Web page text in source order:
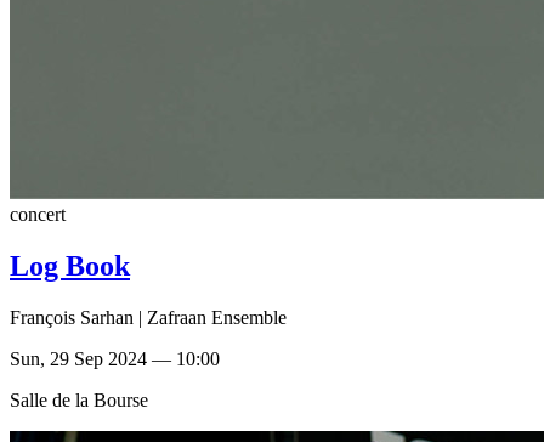
concert
Log Book
François Sarhan | Zafraan Ensemble
Sun, 29 Sep 2024 — 10:00
Salle de la Bourse